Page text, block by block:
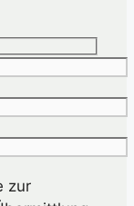
zur